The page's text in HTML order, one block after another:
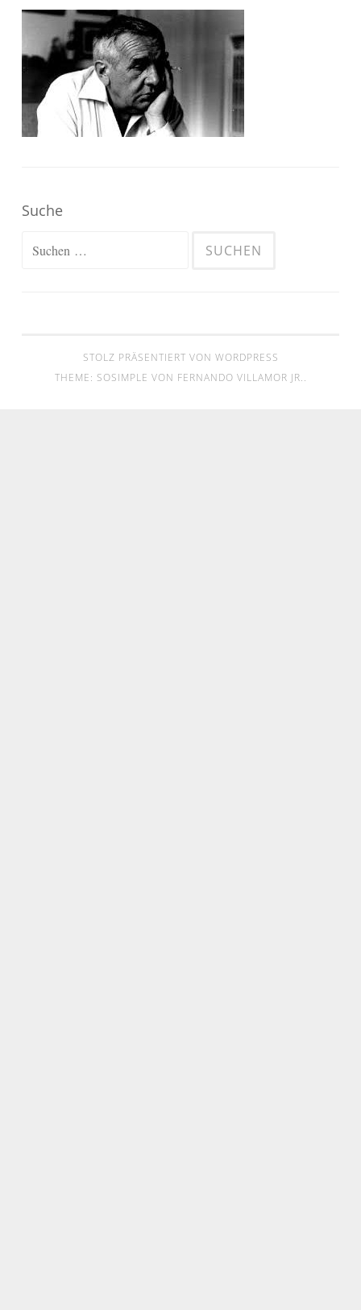
Suche
Suchen
STOLZ PRÄSENTIERT VON WORDPRESS
THEME: SOSIMPLE VON FERNANDO VILLAMOR JR..